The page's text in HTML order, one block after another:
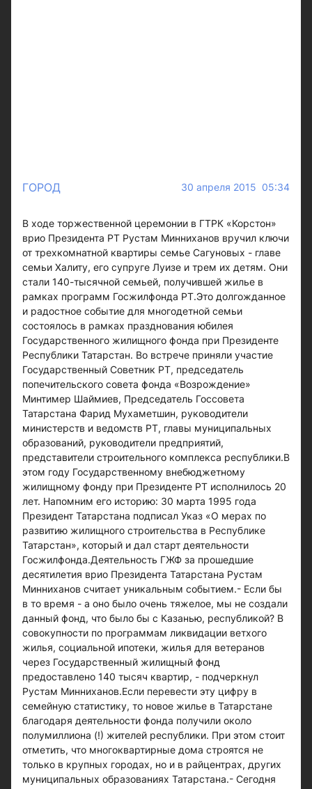
ГОРОД 30 апреля 2015 05:34
В ходе торжественной церемонии в ГТРК «Корстон»
врио Президента РТ Рустам Минниханов вручил ключи
от трехкомнатной квартиры семье Сагуновых - главе
семьи Халиту, его супруге Луизе и трем их детям. Они
стали 140-тысячной семьей, получившей жилье в
рамках программ Госжилфонда РТ.Это долгожданное
и радостное событие для многодетной семьи
состоялось в рамках празднования юбилея
Государственного жилищного фонда при Президенте
Республики Татарстан. Во встрече приняли участие
Государственный Советник РТ, председатель
попечительского совета фонда «Возрождение»
Минтимер Шаймиев, Председатель Госсовета
Татарстана Фарид Мухаметшин, руководители
министерств и ведомств РТ, главы муниципальных
образований, руководители предприятий,
представители строительного комплекса республики.В
этом году Государственному внебюджетному
жилищному фонду при Президенте РТ исполнилось 20
лет. Напомним его историю: 30 марта 1995 года
Президент Татарстана подписал Указ «О мерах по
развитию жилищного строительства в Республике
Татарстан», который и дал старт деятельности
Госжилфонда.Деятельность ГЖФ за прошедшие
десятилетия врио Президента Татарстана Рустам
Минниханов считает уникальным событием.- Если бы
в то время - а оно было очень тяжелое, мы не создали
данный фонд, что было бы с Казанью, республикой? В
совокупности по программам ликвидации ветхого
жилья, социальной ипотеки, жилья для ветеранов
через Государственный жилищный фонд
предоставлено 140 тысяч квартир, - подчеркнул
Рустам Минниханов.Если перевести эту цифру в
семейную статистику, то новое жилье в Татарстане
благодаря деятельности фонда получили около
полумиллиона (!) жителей республики. При этом стоит
отметить, что многоквартирные дома строятся не
только в крупных городах, но и в райцентрах, других
муниципальных образованиях Татарстана.- Сегодня